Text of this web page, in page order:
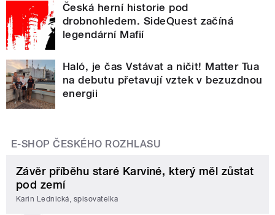
Česká herní historie pod
drobnohledem. SideQuest začíná
legendární Mafií
Haló, je čas Vstávat a ničit! Matter Tua
na debutu přetavují vztek v bezuzdnou
energii
E-SHOP ČESKÉHO ROZHLASU
Závěr příběhu staré Karviné, který měl zůstat
pod zemí
Karin Lednická, spisovatelka